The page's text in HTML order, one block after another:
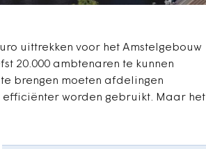
uittrekken voor het Amstelgebouw
20.000 ambtenaren te kunnen
brengen moeten afdelingen
efficiënter worden gebruikt. Maar het